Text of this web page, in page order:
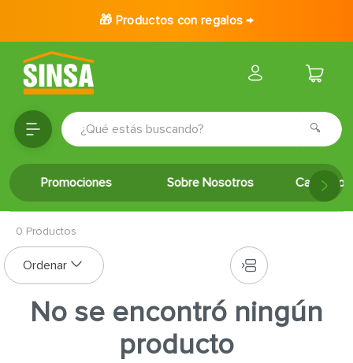
🎁 Productos con regalos →
¿Qué estás buscando?
Promociones Sobre Nosotros Catálogo
0 Productos
No se encontró ningún
producto
TÉRMINOS MÁS BUSCADOS
1.
porcelanato
2.
ceramica
puertas
cerradura
6.
azulejo
7.
fachaleta